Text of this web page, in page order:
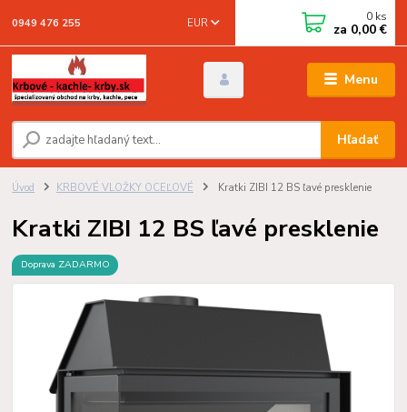
Menu
EUR
Hľadať
0949 476 255 0 ks
za 0,00 €
Úvod KRBOVÉ VLOŽKY OCEĽOVÉ Kratki ZIBI 12 BS ľavé presklenie
Kratki ZIBI 12 BS ľavé presklenie
Doprava ZADARMO